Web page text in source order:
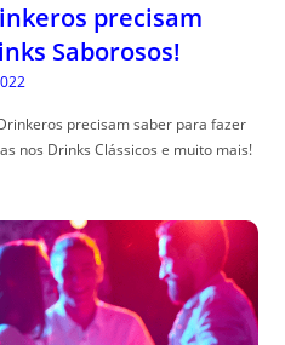
precisam
Saborosos!
precisam saber para fazer
nos Drinks Clássicos e muito mais!